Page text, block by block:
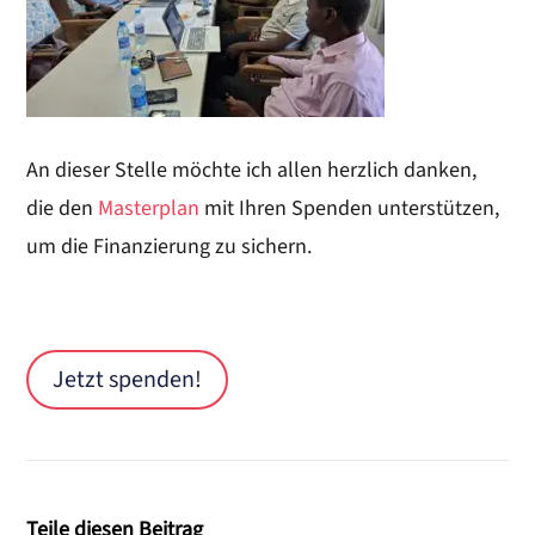
An dieser Stelle möchte ich allen herzlich danken,
die den Masterplan mit Ihren Spenden unterstützen,
um die Finanzierung zu sichern.
Jetzt spenden!